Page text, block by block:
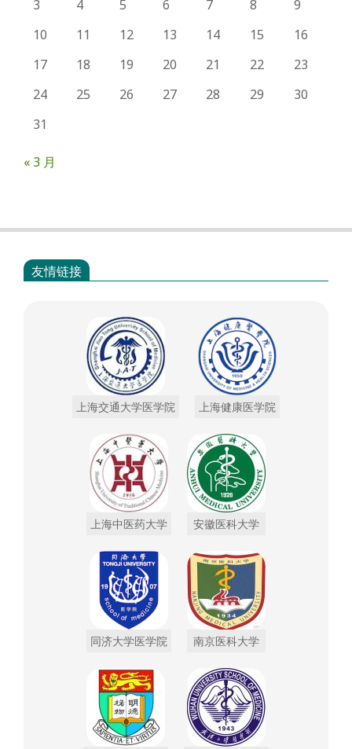
3 4 5 6 7 8
9
10
11 12 13 14 15
16
17
18 19 20 21 22
23
24
25 26 27 28 29
30
31
« 3 月
友情链接
上海交通大学医学院 上海健康医学院
上海中医药大学 安徽医科大学
同济大学医学院 南京医科大学